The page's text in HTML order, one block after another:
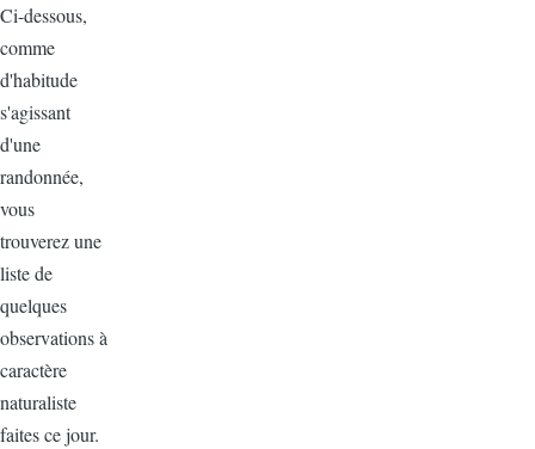
Ci-dessous,
comme
d'habitude
s'agissant
d'une
randonnée,
vous
trouverez une
liste de
quelques
observations à
caractère
naturaliste
faites ce jour.